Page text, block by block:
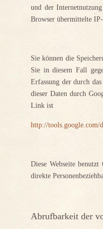
und der
Browser übermittelte
Sie können die
Sie in diesem Fall
Erfassung der durch
dieser Daten durch
Link ist
http://tools.google.com/
Diese Webseite
direkte
Abrufbarkeit der